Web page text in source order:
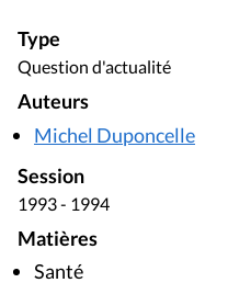
Type
Question d'actualité
Auteurs
Michel Duponcelle
Session
1993 - 1994
Matières
Santé